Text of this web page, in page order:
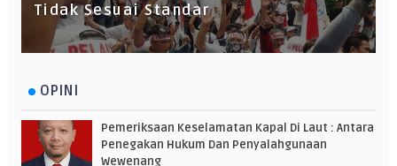
Tidak Sesuai Standar
OPINI
Pemeriksaan Keselamatan Kapal Di Laut : Antara
Penegakan Hukum Dan Penyalahgunaan
Wewenang